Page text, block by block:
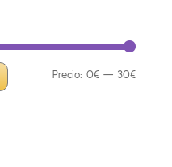
Precio
Precio
Precio:0€ — 30€